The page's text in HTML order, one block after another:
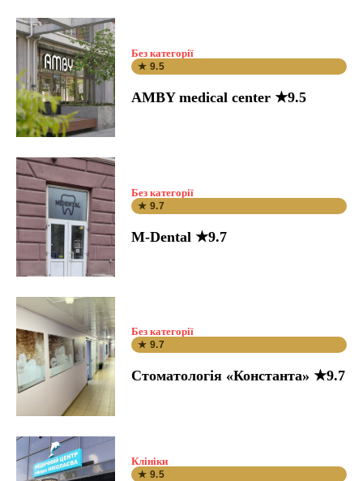
Без категорії
★ 9.5
AMBY medical center ★9.5
Без категорії
★ 9.7
M-Dental ★9.7
Без категорії
★ 9.7
Стоматологія «Константа» ★9.7
Клініки
★ 9.5